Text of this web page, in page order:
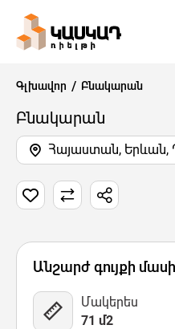
Գլխավոր Բնակարան
Բնակարան
Հայաստան, Երևան,
8 Նկար
Անշարժ գույքի
Մակերես
71 մ2